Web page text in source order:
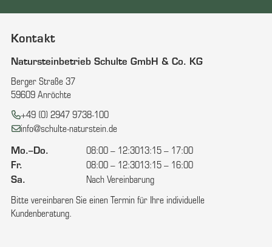
Kontakt
Natursteinbetrieb Schulte GmbH & Co. KG
Berger Straße 37
59609 Anröchte
Telefon:
+49 (0) 2947 9738-100
E-Mail:
info@schulte-naturstein.de
Mo.–Do. 08:00 – 12:3013:15 – 17:00
Fr.
08:00 – 12:3013:15 – 16:00
Sa.
Nach Vereinbarung
Bitte vereinbaren Sie einen Termin für Ihre individuelle
Kundenberatung.